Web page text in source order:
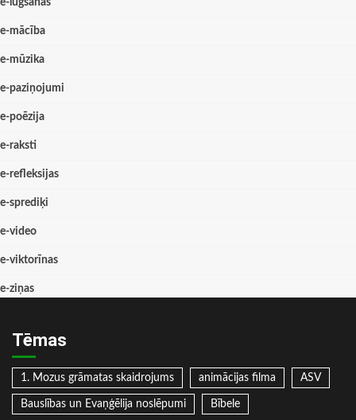
e-lūgšanas
e-mācība
e-mūzika
e-paziņojumi
e-poēzija
e-raksti
e-refleksijas
e-sprediķi
e-video
e-viktorīnas
e-ziņas
Tēmas
1. Mozus grāmatas skaidrojums animācijas filma ASV
Bauslības un Evaņģēlija noslēpumi Bībele